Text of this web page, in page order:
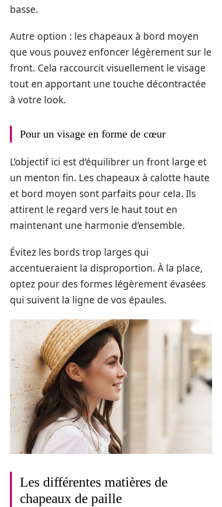
basse.
Autre option : les chapeaux à bord moyen
que vous pouvez enfoncer légèrement sur le
front. Cela raccourcit visuellement le visage
tout en apportant une touche décontractée
à votre look.
Pour un visage en forme de cœur
L’objectif ici est d’équilibrer un front large et
un menton fin. Les chapeaux à calotte haute
et bord moyen sont parfaits pour cela. Ils
attirent le regard vers le haut tout en
maintenant une harmonie d’ensemble.
Évitez les bords trop larges qui
accentueraient la disproportion. À la place,
optez pour des formes légèrement évasées
qui suivent la ligne de vos épaules.
Les différentes matières de
chapeaux de paille